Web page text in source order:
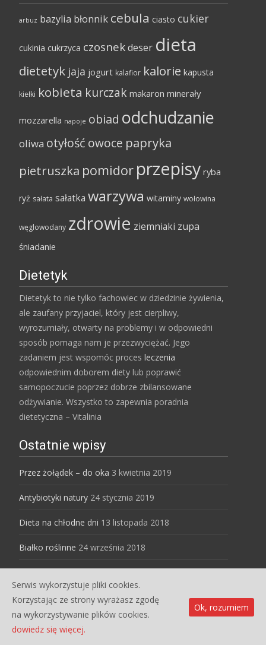
arbuz bazylia błonnik cebula ciasto cukier
cukinia cukrzyca czosnekdeser dieta
dietetyk jaja jogurt kalafior kalorie kapusta
kiełki kobieta kurczak makaron minerały
mozzarella napoje obiad odchudzanie
oliwa otyłość owoce papryka
pietruszka pomidor przepisy ryba
ryż sałata sałatka warzywa witaminy wołowina
węglowodany zdrowie ziemniaki zupa
śniadanie
Dietetyk
Dietetyk to nie tylko fachowiec w dziedzinie żywienia,
ale zaufany przyjaciel, który jest cierpliwy,
wyrozumiały, otwarty na problemy i w odpowiedni
sposób pomaga nam je przezwyciężać. Jego
zadaniem jest wspomóc proces leczenia
odpowiednim doborem diety lub poprawić
samopoczucie poprzez dobrze zbilansowane
odżywianie. Wszystko to zapewnia poradnia
dietetyczna – Vitalinia
Ostatnie wpisy
Przez żołądek – do oka 3 kwietnia 2019
Antybiotyki natury 24 stycznia 2019
Dieta na chłodne dni 13 listopada 2018
Białko roślinne 24 września 2018
Copyright © Dietetyk dla Ciebie
Powered by WordPress , Designed and Developed by
templatesnext
Serwis wykorzystuje pliki cookies.
Korzystając ze strony wyrażasz zgodę
na wykorzystywanie plików cookies.
dowiedz się więcej.
Ok, rozumiem